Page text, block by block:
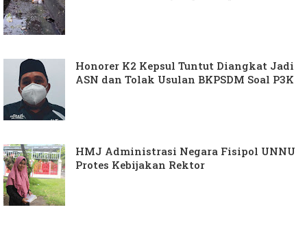
Honorer K2 Kepsul Tuntut Diangkat Jadi
ASN dan Tolak Usulan BKPSDM Soal P3K
HMJ Administrasi Negara Fisipol UNNU
Protes Kebijakan Rektor